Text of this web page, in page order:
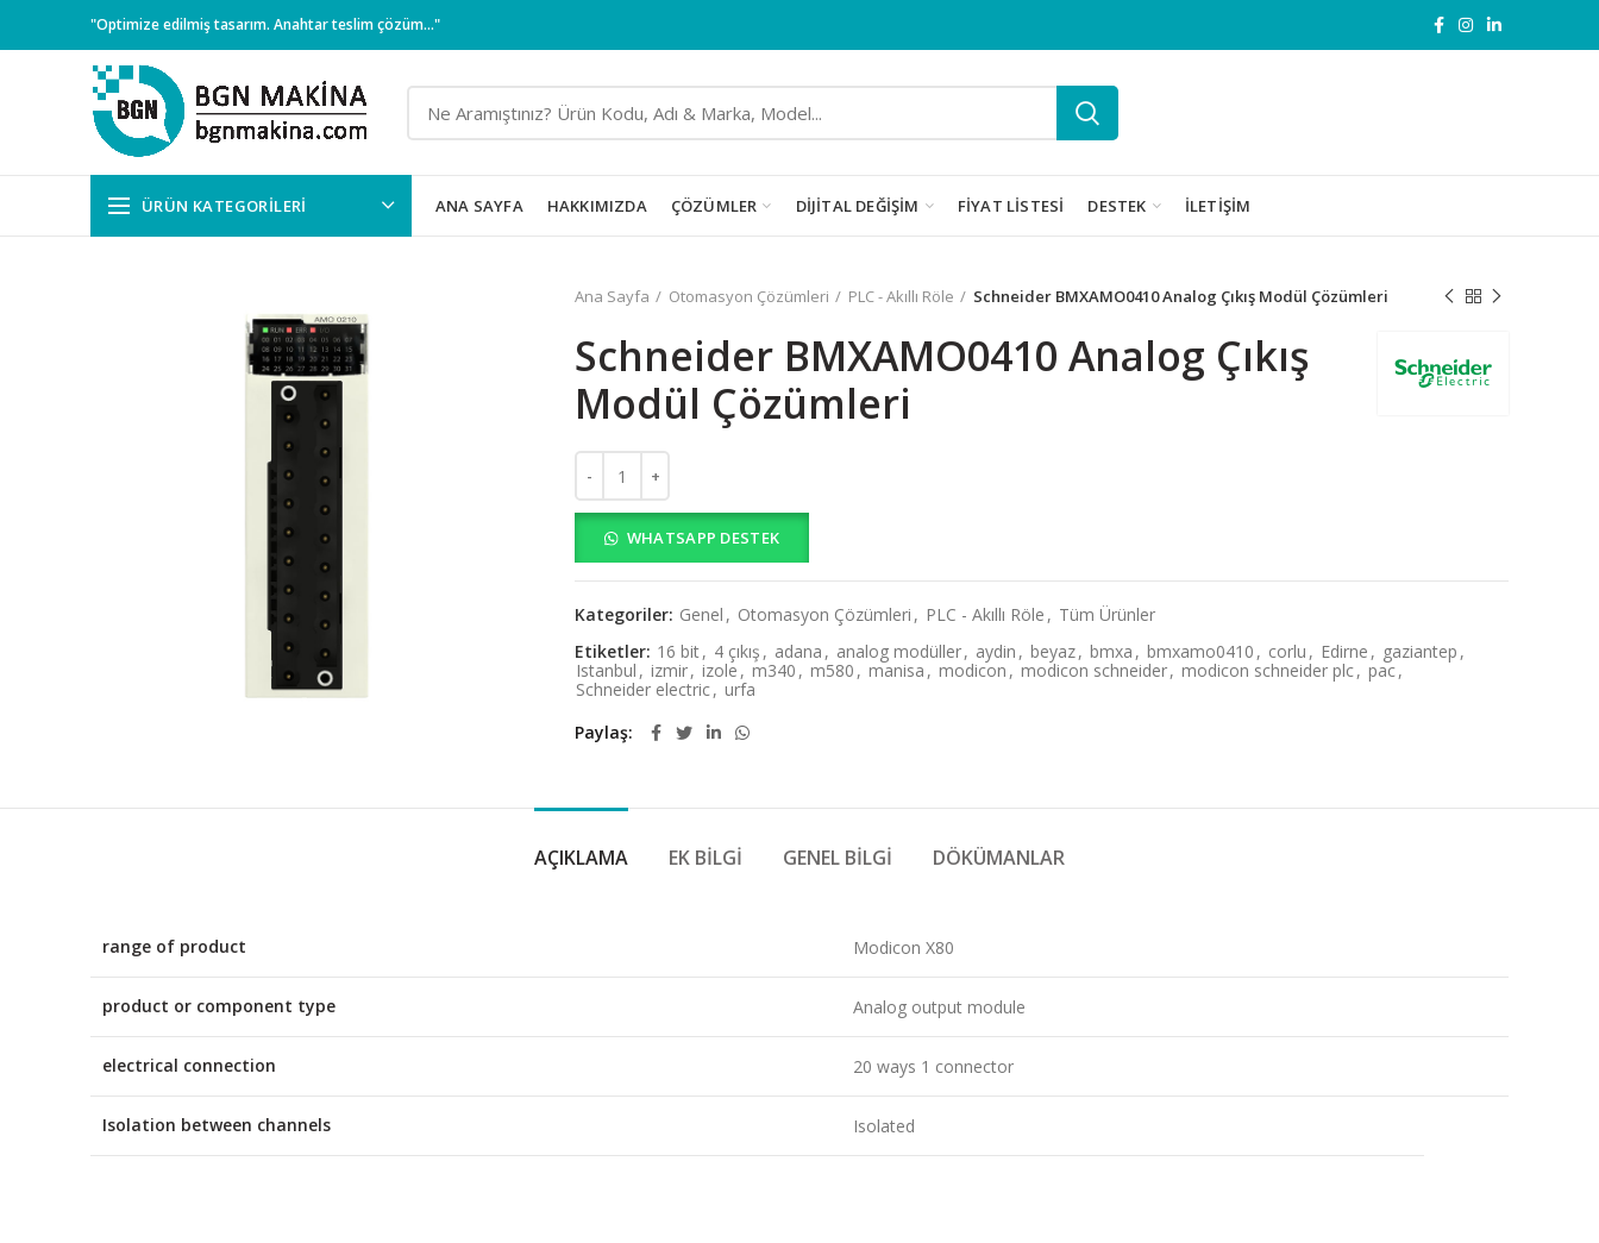
"Optimize edilmiş tasarım. Anahtar teslim çözüm..."
ÜRÜN KATEGORILERI ANA SAYFA HAKKIMIZDA ÇÖZÜMLER DIJITAL DEĞIŞIM FIYAT LISTESI DESTEK İLETIŞIM
Ana Sayfa Otomasyon Çözümleri PLC - Akıllı Röle Schneider BMXAMO0410 Analog Çıkış Modül Çözümleri
Schneider BMXAMO0410 Analog Çıkış
Modül Çözümleri
Schneider BMXAMO0410 Analog Çıkış Modül Çözümleri adet
WHATSAPP DESTEK
Kategoriler: Genel , Otomasyon Çözümleri , PLC - Akıllı Röle , Tüm Ürünler
Etiketler: 16 bit, 4 çıkış , adana , analog modüller, aydin , beyaz, bmxa , bmxamo0410 , corlu , Edirne , gaziantep ,
Istanbul , izmir, izole , m340 , m580 , manisa , modicon , modicon schneider, modicon schneider plc, pac,
Schneider electric, urfa
Paylaş
AÇIKLAMA EK BILGI GENEL BILGI DÖKÜMANLAR
range of product Modicon X80
product or component type Analog output module
electrical connection 20 ways 1 connector
Isolation between channels Isolated